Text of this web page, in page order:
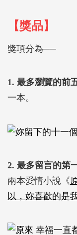
【獎品】
獎項分為──
1. 最多瀏覽的前
一本。
2. 最多留言的第
兩本愛情小說《
以，妳喜歡的是